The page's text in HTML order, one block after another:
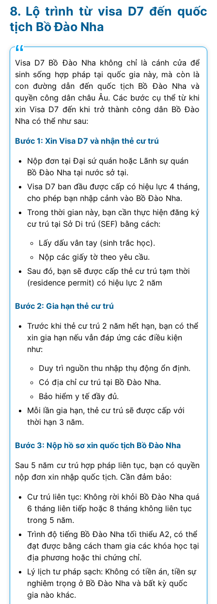
Lộ trình từ visa D7 đến quốc
tịch Bồ Đào Nha
Visa D7 Bồ Đào Nha không chỉ là cánh cửa để
sinh sống hợp pháp tại quốc gia này, mà còn là
con đường dẫn đến quốc tịch Bồ Đào Nha và
quyền công dân châu Âu. Các bước cụ thể từ khi
xin Visa D7 đến khi trở thành công dân Bồ Đào
Nha có thể như sau:
Bước 1: Xin Visa D7 và nhận thẻ cư trú
Nộp đơn tại Đại sứ quán hoặc Lãnh sự quán
Bồ Đào Nha tại nước sở tại.
Visa D7 ban đầu được cấp có hiệu lực 4 tháng,
cho phép bạn nhập cảnh vào Bồ Đào Nha.
Trong thời gian này, bạn cần thực hiện đăng ký
cư trú tại Sở Di trú (SEF) bằng cách:
Lấy dấu vân tay (sinh trắc học).
Nộp các giấy tờ theo yêu cầu.
Sau đó, bạn sẽ được cấp thẻ cư trú tạm thời
(residence permit) có hiệu lực 2 năm
Bước 2: Gia hạn thẻ cư trú
Trước khi thẻ cư trú 2 năm hết hạn, bạn có thể
xin gia hạn nếu vẫn đáp ứng các điều kiện
như:
Duy trì nguồn thu nhập thụ động ổn định.
Có địa chỉ cư trú tại Bồ Đào Nha.
Bảo hiểm y tế đầy đủ.
Mỗi lần gia hạn, thẻ cư trú sẽ được cấp với
thời hạn 3 năm.
Bước 3: Nộp hồ sơ xin quốc tịch Bồ Đào Nha
Sau 5 năm cư trú hợp pháp liên tục, bạn có quyền
nộp đơn xin nhập quốc tịch. Cần đảm bảo:
Cư trú liên tục: Không rời khỏi Bồ Đào Nha quá
6 tháng liên tiếp hoặc 8 tháng không liên tục
trong 5 năm.
Trình độ tiếng Bồ Đào Nha tối thiểu A2, có thể
đạt được bằng cách tham gia các khóa học tại
địa phương hoặc thi chứng chỉ.
Lý lịch tư pháp sạch: Không có tiền án, tiền sự
nghiêm trọng ở Bồ Đào Nha và bất kỳ quốc
gia nào khác.